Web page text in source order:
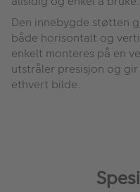
Den innebygde støtten
både horisontalt og
enkelt monteres på en
utstråler presisjon og
ethvert bilde.